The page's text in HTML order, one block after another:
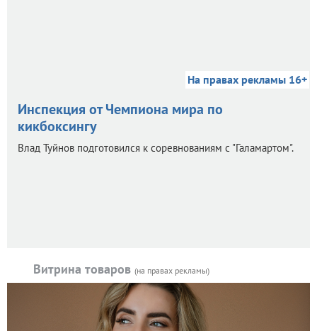
На правах рекламы 16+
Инспекция от Чемпиона мира по
кикбоксингу
Влад Туйнов подготовился к соревнованиям с "Галамартом".
Витрина товаров (на правах рекламы)